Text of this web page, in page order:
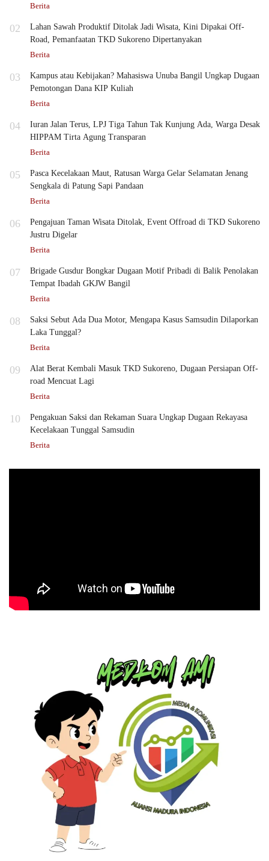
Berita
02
Lahan Sawah Produktif Ditolak Jadi Wisata, Kini Dipakai Off-
Road, Pemanfaatan TKD Sukoreno Dipertanyakan
Berita
03
Kampus atau Kebijakan? Mahasiswa Unuba Bangil Ungkap Dugaan
Pemotongan Dana KIP Kuliah
Berita
04
Iuran Jalan Terus, LPJ Tiga Tahun Tak Kunjung Ada, Warga Desak
HIPPAM Tirta Agung Transparan
Berita
05
Pasca Kecelakaan Maut, Ratusan Warga Gelar Selamatan Jenang
Sengkala di Patung Sapi Pandaan
Berita
06
Pengajuan Taman Wisata Ditolak, Event Offroad di TKD Sukoreno
Justru Digelar
Berita
07
Brigade Gusdur Bongkar Dugaan Motif Pribadi di Balik Penolakan
Tempat Ibadah GKJW Bangil
Berita
08
Saksi Sebut Ada Dua Motor, Mengapa Kasus Samsudin Dilaporkan
Laka Tunggal?
Berita
09
Alat Berat Kembali Masuk TKD Sukoreno, Dugaan Persiapan Off-
road Mencuat Lagi
Berita
10
Pengakuan Saksi dan Rekaman Suara Ungkap Dugaan Rekayasa
Kecelakaan Tunggal Samsudin
Berita